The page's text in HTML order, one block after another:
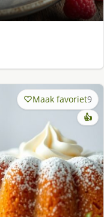
Maak favoriet9
👍